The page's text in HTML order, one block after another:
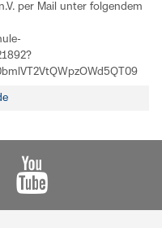
per Mail unter folgendem